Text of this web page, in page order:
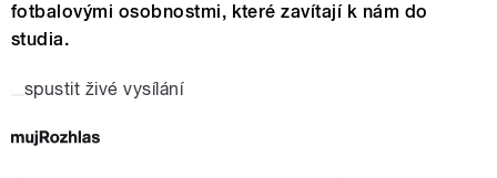
fotbalovými osobnostmi, které zavítají k nám do
studia.
spustit živé vysílání